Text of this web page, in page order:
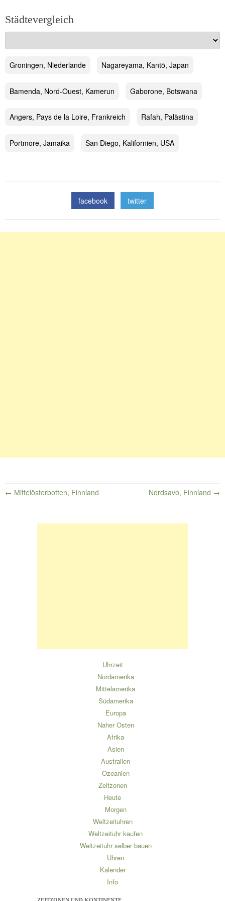
Städtevergleich
Groningen, Niederlande Nagareyama, Kantō, Japan
Bamenda, Nord-Ouest, Kamerun Gaborone, Botswana
Angers, Pays de la Loire, Frankreich Rafah, Palästina
Portmore, Jamaika San Diego, Kalifornien, USA
facebook twitter
Beitragsnavigation
← Mittelösterbotten, Finnland Nordsavo, Finnland →
Uhrzeit
Nordamerika
Mittelamerika
Südamerika
Europa
Naher Osten
Afrika
Asien
Australien
Ozeanien
Zeitzonen
Heute
Morgen
Weltzeituhren
Weltzeituhr kaufen
Weltzeituhr selber bauen
Uhren
Kalender
Info